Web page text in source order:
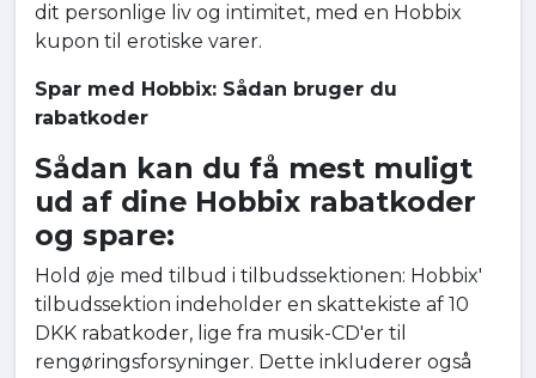
dit personlige liv og intimitet, med en Hobbix
kupon til erotiske varer.
Spar med Hobbix: Sådan bruger du
rabatkoder
Sådan kan du få mest muligt
ud af dine Hobbix rabatkoder
og spare:
Hold øje med tilbud i tilbudssektionen: Hobbix'
tilbudssektion indeholder en skattekiste af 10
DKK rabatkoder, lige fra musik-CD'er til
rengøringsforsyninger. Dette inkluderer også